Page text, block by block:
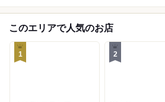
このエリアで人気のお店
1 2